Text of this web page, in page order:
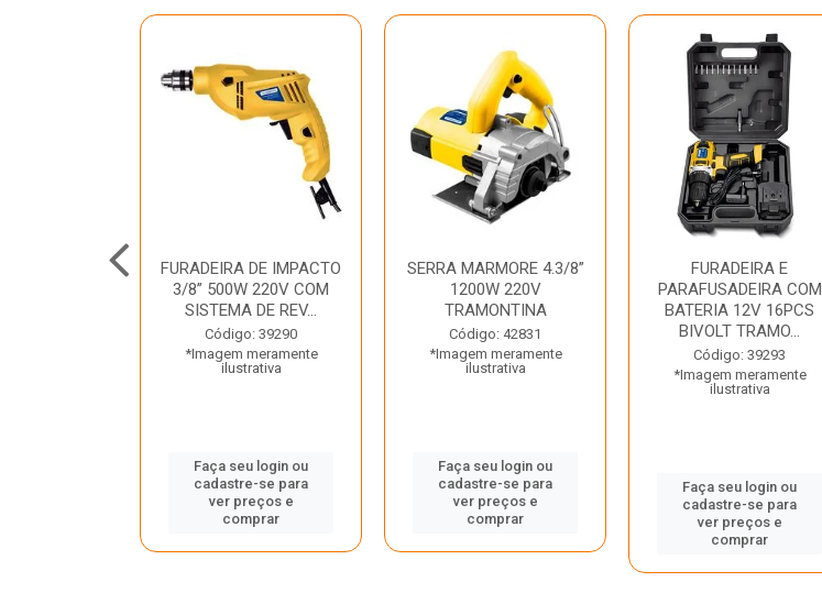
FURADEIRA DE IMPACTO
3/8” 500W 220V COM
SISTEMA DE REV...
Código: 39290
*Imagem meramente
ilustrativa
Faça seu login ou
cadastre-se para
ver preços e
comprar
SERRA MARMORE 4.3/8”
1200W 220V
TRAMONTINA
Código: 42831
*Imagem meramente
ilustrativa
Faça seu login ou
cadastre-se para
ver preços e
comprar
FURADEIRA E
PARAFUSADEIRA COM
BATERIA 12V 16PCS
BIVOLT TRAMO...
Código: 39293
*Imagem meramente
ilustrativa
Faça seu login ou
cadastre-se para
ver preços e
comprar